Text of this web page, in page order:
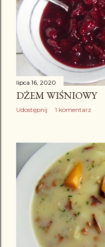
lipca 16, 2020
DŻEM WIŚNIOWY
Udostępnij 1 komentarz